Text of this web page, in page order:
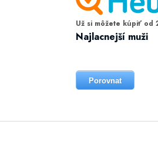
Už si môžete kúpiť od
Najlacnejší muži
Porovnat